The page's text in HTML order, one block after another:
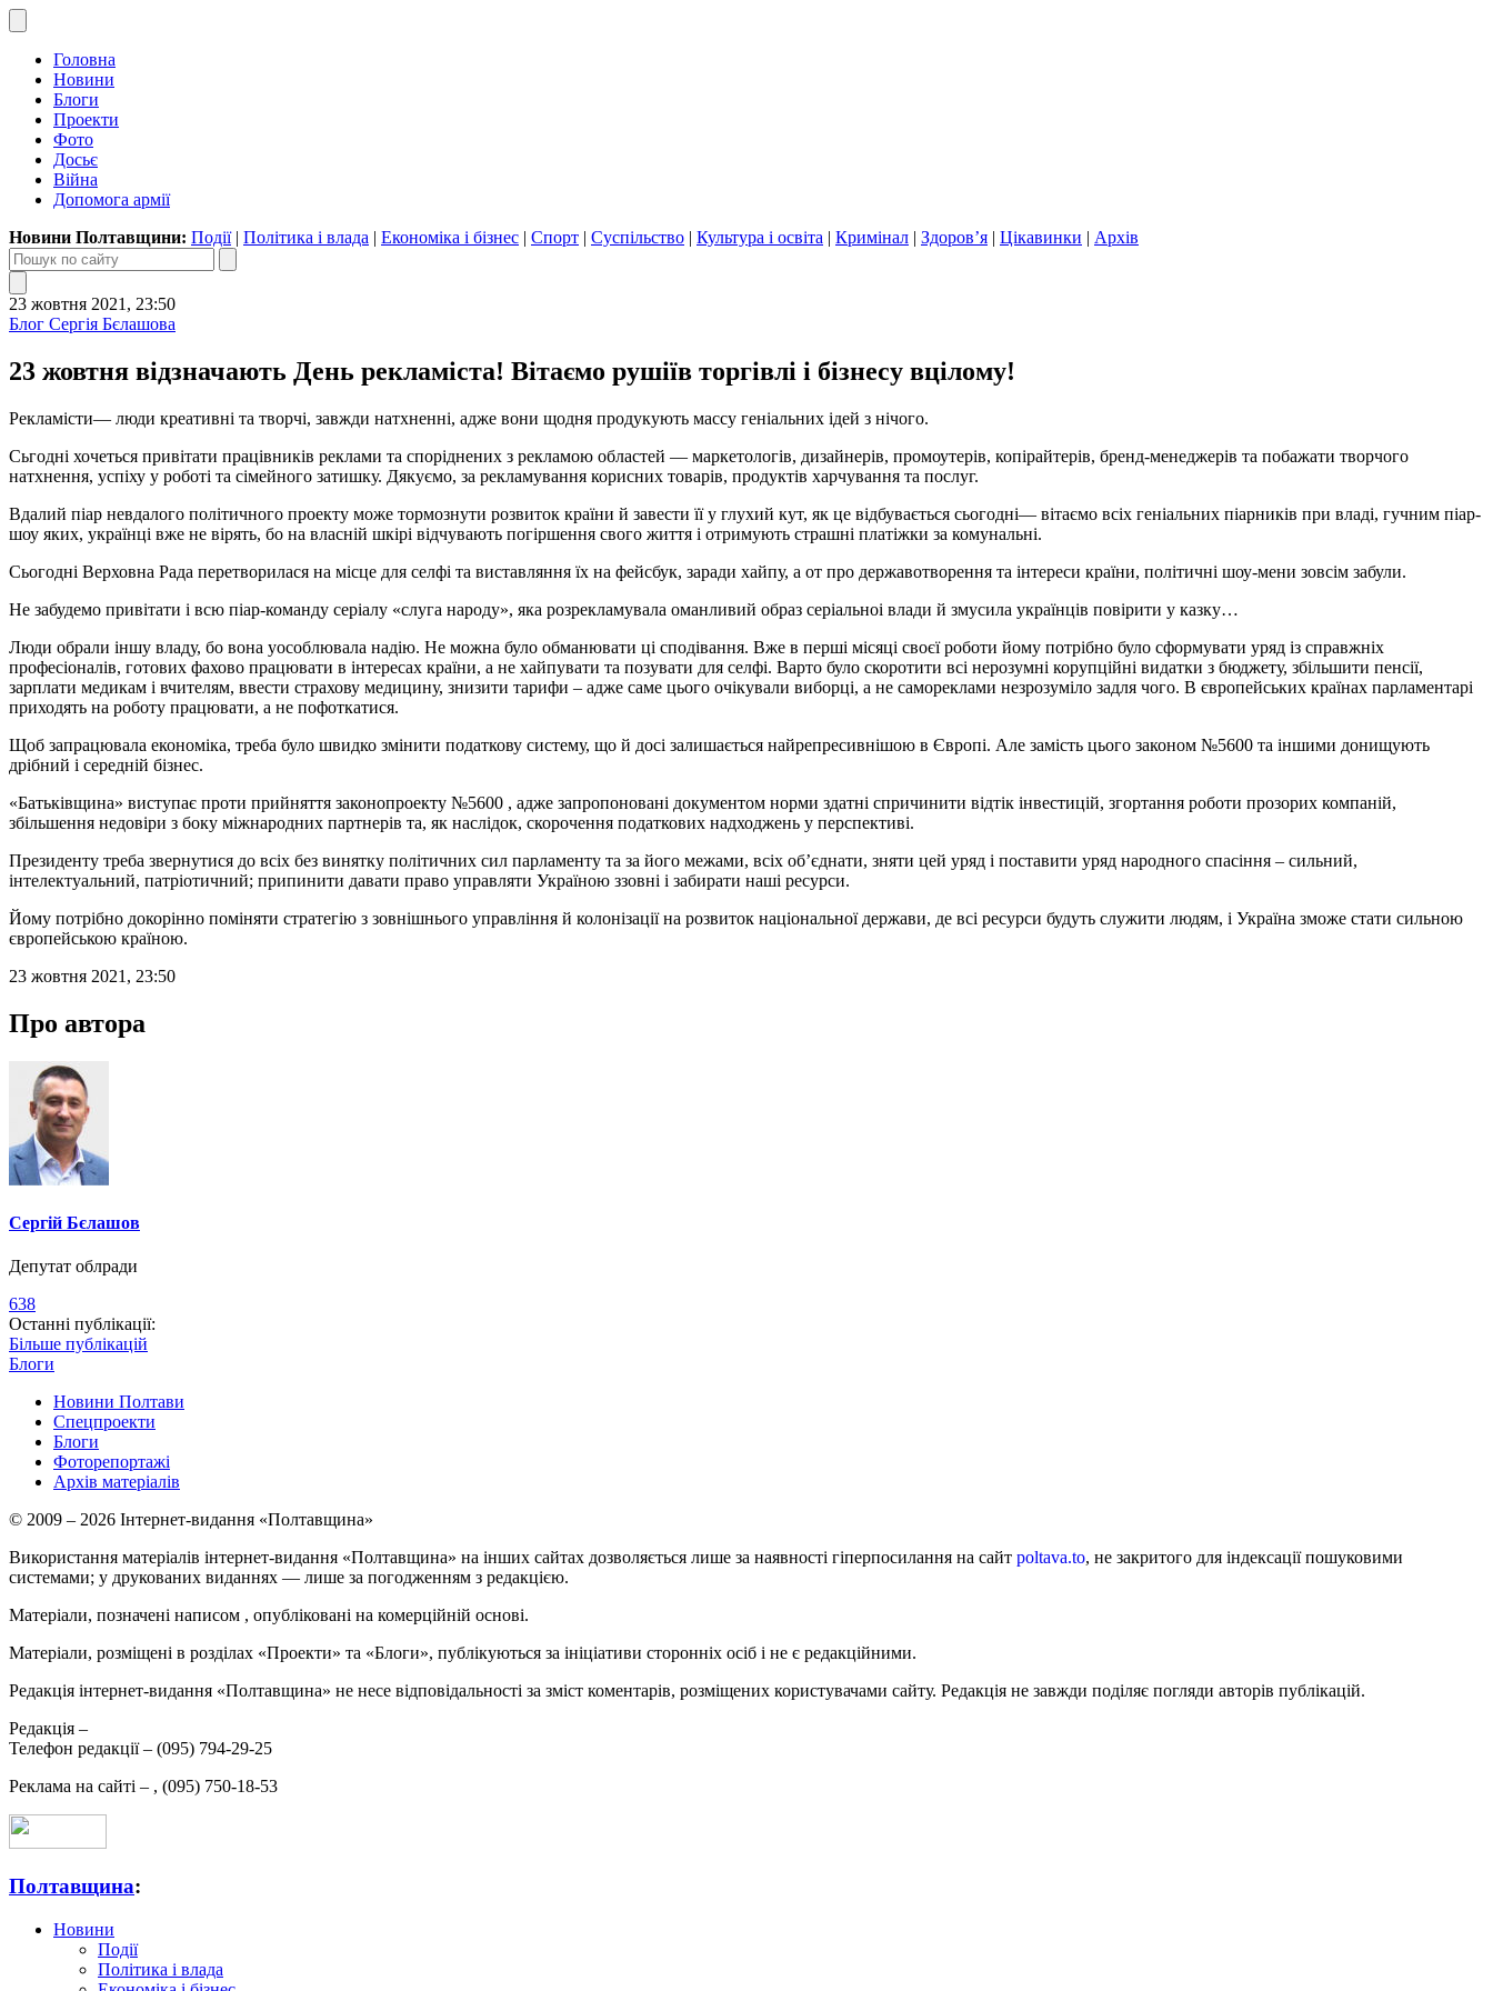
Головна
Новини
Блоги
Проекти
Фото
Досьє
Війна
Допомога армії
Новини Полтавщини: Події| Політика і влада | Економіка і бізнес | Спорт | Суспільство | Культура і освіта | Кримінал | Здоров’я | Цікавинки | Архів
23 жовтня 2021, 23:50
Блог Сергія Бєлашова
23 жовтня відзначають День рекламіста! Вітаємо рушіїв торгівлі і бізнесу вцілому!
Рекламісти— люди креативні та творчі, завжди натхненні, адже вони щодня продукують массу геніальних ідей з нічого.
Сьгодні хочеться привітати працівників реклами та споріднених з рекламою областей — маркетологів, дизайнерів, промоутерів, копірайтерів, бренд-менеджерів та побажати творчого
натхнення, успіху у роботі та сімейного затишку. Дякуємо, за рекламування корисних товарів, продуктів харчування та послуг.
Вдалий піар невдалого політичного проекту може тормознути розвиток країни й завести її у глухий кут, як це відбувається сьогодні— вітаємо всіх геніальних піарників при владі, гучним піар-
шоу яких, українці вже не вірять, бо на власній шкірі відчувають погіршення свого життя і отримують страшні платіжки за комунальні.
Сьогодні Верховна Рада перетворилася на місце для селфі та виставляння їх на фейсбук, заради хайпу, а от про державотворення та інтереси країни, політичні шоу-мени зовсім забули.
Не забудемо привітати і всю піар-команду серіалу «слуга народу», яка розрекламувала оманливий образ серіальноі влади й змусила українців повірити у казку…
Люди обрали іншу владу, бо вона уособлювала надію. Не можна було обманювати ці сподівання. Вже в перші місяці своєї роботи йому потрібно було сформувати уряд із справжніх
професіоналів, готових фахово працювати в інтересах країни, а не хайпувати та позувати для селфі. Варто було скоротити всі нерозумні корупційні видатки з бюджету, збільшити пенсії,
зарплати медикам і вчителям, ввести страхову медицину, знизити тарифи – адже саме цього очікували виборці, а не самореклами незрозуміло задля чого. В європейських країнах парламентарі
приходять на роботу працювати, а не пофоткатися.
Щоб запрацювала економіка, треба було швидко змінити податкову систему, що й досі залишається найрепресивнішою в Європі. Але замість цього законом №5600 та іншими донищують
дрібний і середній бізнес.
«Батьківщина» виступає проти прийняття законопроекту №5600 , адже запропоновані документом норми здатні спричинити відтік інвестицій, згортання роботи прозорих компаній,
збільшення недовіри з боку міжнародних партнерів та, як наслідок, скорочення податкових надходжень у перспективі.
Президенту треба звернутися до всіх без винятку політичних сил парламенту та за його межами, всіх об’єднати, зняти цей уряд і поставити уряд народного спасіння – сильний,
інтелектуальний, патріотичний; припинити давати право управляти Україною ззовні і забирати наші ресурси.
Йому потрібно докорінно поміняти стратегію з зовнішнього управління й колонізації на розвиток національної держави, де всі ресурси будуть служити людям, і Україна зможе стати сильною
європейською країною.
23 жовтня 2021, 23:50
Про автора
Сергій Бєлашов
Депутат облради
638
Останні публікації:
Більше публікацій
Блоги
Новини Полтави
Спецпроекти
Блоги
Фоторепортажі
Архів матеріалів
© 2009 – 2026 Інтернет-видання «Полтавщина»
Використання матеріалів інтернет-видання «Полтавщина» на інших сайтах дозволяється лише за наявності гіперпосилання на сайт poltava.to, не закритого для індексації пошуковими
системами; у друкованих виданнях — лише за погодженням з редакцією.
Матеріали, позначені написом , опубліковані на комерційній основі.
Матеріали, розміщені в розділах «Проекти» та «Блоги», публікуються за ініціативи сторонніх осіб і не є редакційними.
Редакція інтернет-видання «Полтавщина» не несе відповідальності за зміст коментарів, розміщених користувачами сайту. Редакція не завжди поділяє погляди авторів публікацій.
Редакція –
Телефон редакції – (095) 794-29-25
Реклама на сайті – , (095) 750-18-53
Полтавщина:
Новини
Події
Політика і влада